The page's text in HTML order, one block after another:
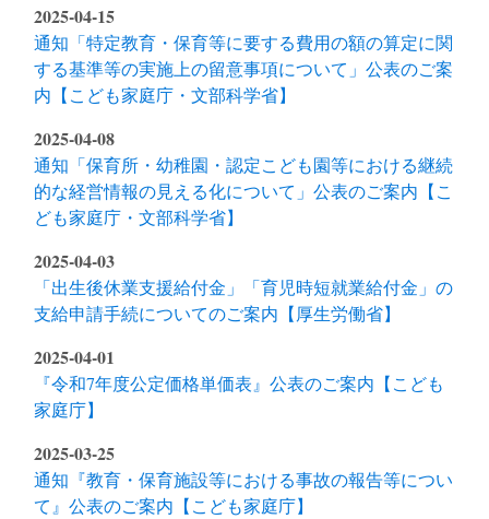
2025-04-15
通知「特定教育・保育等に要する費用の額の算定に関
する基準等の実施上の留意事項について」公表のご案
内【こども家庭庁・文部科学省】
2025-04-08
通知「保育所・幼稚園・認定こども園等における継続
的な経営情報の見える化について」公表のご案内【こ
ども家庭庁・文部科学省】
2025-04-03
「出生後休業支援給付金」「育児時短就業給付金」の
支給申請手続についてのご案内【厚生労働省】
2025-04-01
『令和7年度公定価格単価表』公表のご案内【こども
家庭庁】
2025-03-25
通知『教育・保育施設等における事故の報告等につい
て』公表のご案内【こども家庭庁】